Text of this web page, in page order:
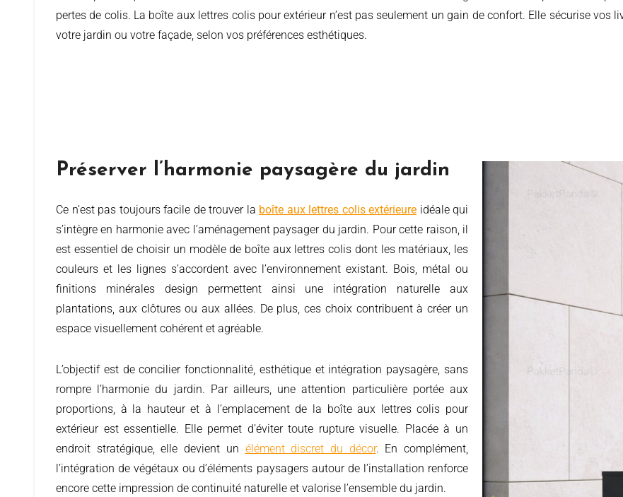
pertes de colis. La boîte aux lettres colis pour extérieur n’est pas seulement un gain de confort. Elle sécurise vos
votre jardin ou votre façade, selon vos préférences esthétiques.
Préserver l’harmonie paysagère du jardin
Ce n’est pas toujours facile de trouver la boîte aux lettres colis extérieure idéale qui
s’intègre en harmonie avec l’aménagement paysager du jardin. Pour cette raison, il
est essentiel de choisir un modèle de boîte aux lettres colis dont les matériaux, les
couleurs et les lignes s’accordent avec l’environnement existant. Bois, métal ou
finitions minérales design permettent ainsi une intégration naturelle aux
plantations, aux clôtures ou aux allées. De plus, ces choix contribuent à créer un
espace visuellement cohérent et agréable.
L’objectif est de concilier fonctionnalité, esthétique et intégration paysagère, sans
rompre l’harmonie du jardin. Par ailleurs, une attention particulière portée aux
proportions, à la hauteur et à l’emplacement de la boîte aux lettres colis pour
extérieur est essentielle. Elle permet d’éviter toute rupture visuelle. Placée à un
endroit stratégique, elle devient un élément discret du décor. En complément,
l’intégration de végétaux ou d’éléments paysagers autour de l’installation renforce
encore cette impression de continuité naturelle et valorise l’ensemble du jardin.